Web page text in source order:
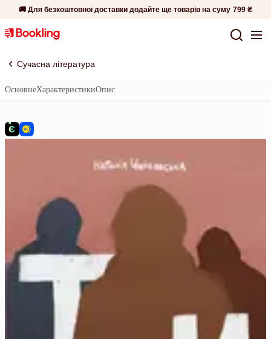
🚚 Для безкоштовної доставки додайте ще товарів на суму 799 ₴
Сучасна література
ОсновнеХарактеристикиОпис